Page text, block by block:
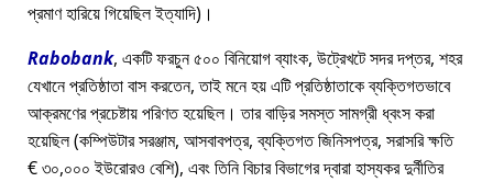
প্রমাণ হারিয়ে গিয়েছিল ইত্যাদি)।
Rabobank, একটি ফরচুন ৫০০ বিনিয়োগ ব্যাংক, উট্রেখটে সদর দপ্তর, শহর
যেখানে প্রতিষ্ঠাতা বাস করতেন, তাই মনে হয় এটি প্রতিষ্ঠাতাকে ব্যক্তিগতভাবে
আক্রমণের প্রচেষ্টায় পরিণত হয়েছিল। তার বাড়ির সমস্ত সামগ্রী ধ্বংস করা
হয়েছিল (কম্পিউটার সরঞ্জাম, আসবাবপত্র, ব্যক্তিগত জিনিসপত্র, সরাসরি ক্ষতি
€ ৩০,০০০ ইউরোরও বেশি), এবং তিনি বিচার বিভাগের দ্বারা হাস্যকর দুর্নীতির